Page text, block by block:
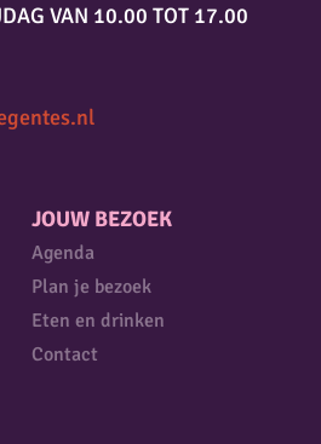
JOUW BEZOEK
Agenda
Plan je bezoek
Eten en drinken
Contact
VAN 10.00 TOT 17.00